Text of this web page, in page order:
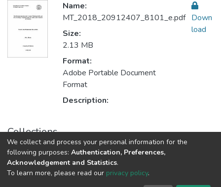
Name:
MT_2018_20912407_8101_e.pdf
Size:
2.13 MB
Format:
Adobe Portable Document
Format
Description:
Down
load
Collections
Teaching Methods أساليب التدريس
We collect and process your personal information for the
following purposes: Authentication, Preferences,
Acknowledgement and Statistics.
To learn more, please read our privacy policy.